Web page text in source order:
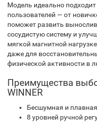
Модель идеально
пользователей — от
поможет развить
сосудистую систему и
мягкой магнитной
даже для
физической активности в
Преимущества
WINNER
Бесшумная и
8 уровней ручной